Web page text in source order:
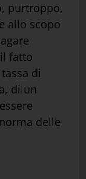
purtroppo,
allo scopo
fatto
di
di un
delle